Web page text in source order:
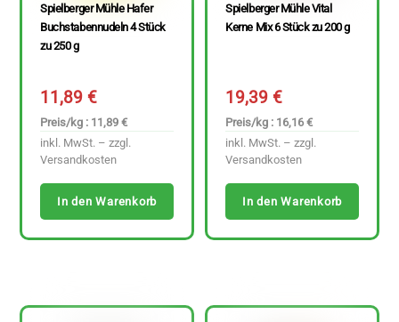
Spielberger Mühle Hafer
Buchstabennudeln 4 Stück
zu 250 g
11,89€
Preis/kg : 11,89 €
inkl. MwSt. – zzgl.
Versandkosten
In den Warenkorb
Spielberger Mühle Vital
Kerne Mix 6 Stück zu 200 g
19,39€
Preis/kg : 16,16 €
inkl. MwSt. – zzgl.
Versandkosten
In den Warenkorb